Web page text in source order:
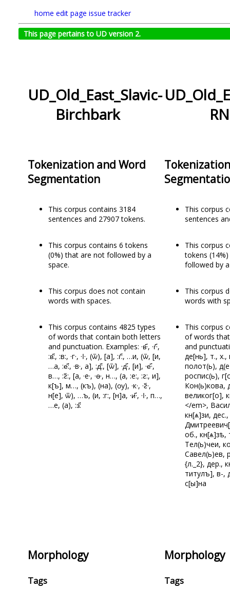
home edit page issue tracker
This page pertains to UD version 2.
UD_Old_East_Slavic-
Birchbark
Tokenization and Word
Segmentation
This corpus contains 3184
sentences and 27907 tokens.
This corpus
sentences
This corpus contains 6 tokens
(0%) that are not followed by a
space.
This corpus
tokens
followed by
This corpus does not contain
words with spaces.
This corpus
words with
This corpus contains 4825 types
of words that contain both letters
and punctuation. Examples: ·в҃·, ·г҃·,
:в҃:, :в:, ·г·, ·ӏ҃·, (ѿ), [а], :г҃:, …и, (ѿ, [и,
…а, :е҃:, ·в·, а], :д҃:, [ѿ], ·д҃·, [и], ·е҃·,
в…, :ꙅ҃:, [а, ·е·, ·ѳ҃·, н…, (а, :е:, :ꙅ:, и],
к[ъ], м…, (къ), (на), (ѹ), ·к·, ·ꙅ҃·,
н[е], ѿ), …ъ, (и, :г:, [н]а, ·и҃·, ·ӏ·, п…,
…е, (а), :з҃:
This corpus
of words
and
де[нь], т.,
полот(ь),
роспис(ь),
Кон(ь)кова,
великог[о],
</em>,
кн[ѧ]зи,
об., кн[ѧ]зѣ,
Тел(ь)чеи,
Савел(ь)ев,
{л._2}, дер.,
титулъ], в-,
с[ы]на
Morphology
Tags
Morphology
Tags